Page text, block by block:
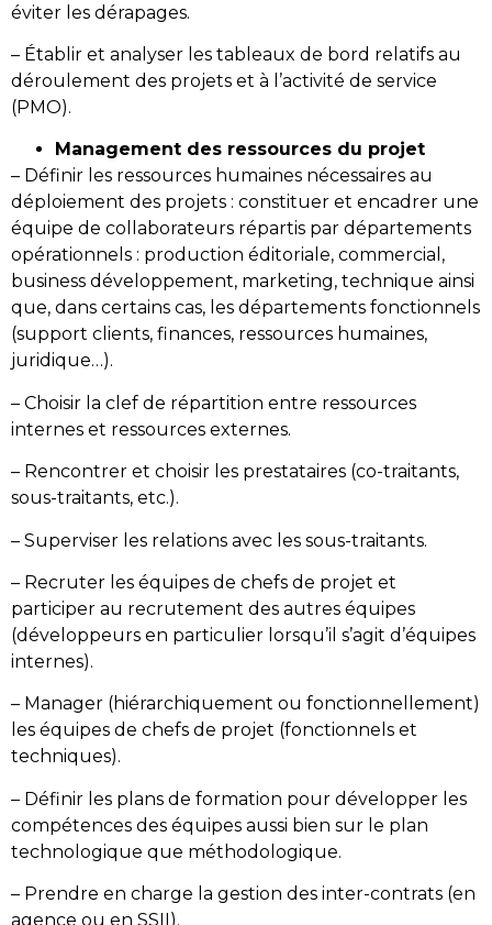
éviter les dérapages.
– Établir et analyser les tableaux de bord relatifs au
déroulement des projets et à l’activité de service
(PMO).
Management des ressources du projet
– Définir les ressources humaines nécessaires au
déploiement des projets : constituer et encadrer une
équipe de collaborateurs répartis par départements
opérationnels : production éditoriale, commercial,
business développement, marketing, technique ainsi
que, dans certains cas, les départements fonctionnels
(support clients, finances, ressources humaines,
juridique…).
– Choisir la clef de répartition entre ressources
internes et ressources externes.
– Rencontrer et choisir les prestataires (co-traitants,
sous-traitants, etc.).
– Superviser les relations avec les sous-traitants.
– Recruter les équipes de chefs de projet et
participer au recrutement des autres équipes
(développeurs en particulier lorsqu’il s’agit d’équipes
internes).
– Manager (hiérarchiquement ou fonctionnellement)
les équipes de chefs de projet (fonctionnels et
techniques).
– Définir les plans de formation pour développer les
compétences des équipes aussi bien sur le plan
technologique que méthodologique.
– Prendre en charge la gestion des inter-contrats (en
agence ou en SSII).